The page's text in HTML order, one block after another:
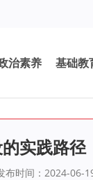
治素养 基础教
实践路径
布时间：2024-06-